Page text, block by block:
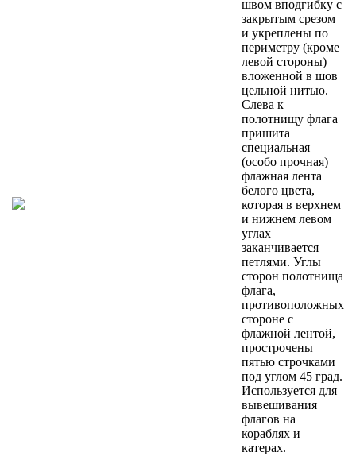
швом вподгибку с
закрытым срезом
и укреплены по
периметру (кроме
левой стороны)
вложенной в шов
цельной нитью.
Слева к
полотнищу флага
пришита
специальная
(особо прочная)
флажная лента
белого цвета,
которая в верхнем
и нижнем левом
углах
заканчивается
петлями. Углы
сторон полотнища
флага,
противоположных
стороне с
флажной лентой,
прострочены
пятью строчками
под углом 45 град.
Используется для
вывешивания
флагов на
кораблях и
катерах.